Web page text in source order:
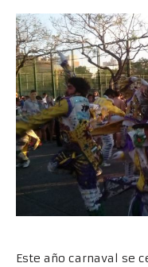
Este año carnaval se